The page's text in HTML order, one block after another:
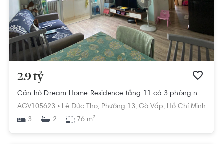
2.9 tỷ
Căn hộ Dream Home Residence tầng 11 có 3 phòng ngủ, đầy đủ nội thất.
AGV105623 • Lê Đức Thọ, Phường 13, Gò Vấp, Hồ Chí Minh
3
2 76 m²